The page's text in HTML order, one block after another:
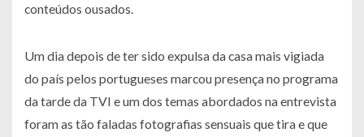
conteúdos ousados.
Um dia depois de ter sido expulsa da casa mais vigiada
do país pelos portugueses marcou presença no programa
da tarde da TVI e um dos temas abordados na entrevista
foram as tão faladas fotografias sensuais que tira e que